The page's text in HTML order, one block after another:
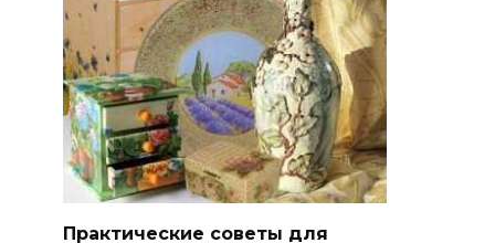
Практические советы для